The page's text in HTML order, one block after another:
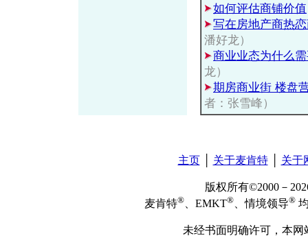
如何评估商铺价值
写在房地产商热
潘好龙）
商业业态为什么
龙）
期房商业街 楼盘
者：张雪峰）
主页│ 关于麦肯特│ 关于
版权所有©2000－
麦肯特® 、EMKT® 、情境领导®
未经书面明确许可，本